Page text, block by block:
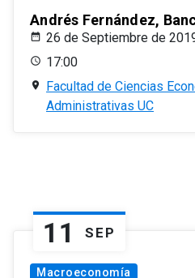
Andrés Fernández,
26 de Septiembre de
17:00
Facultad de Ciencias
Administrativas UC
11 SEP
Macroeconomía